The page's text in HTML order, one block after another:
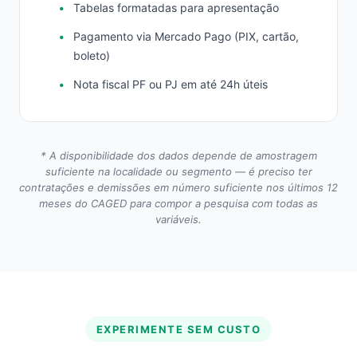
Tabelas formatadas para apresentação
Pagamento via Mercado Pago (PIX, cartão,
boleto)
Nota fiscal PF ou PJ em até 24h úteis
* A disponibilidade dos dados depende de amostragem
suficiente na localidade ou segmento — é preciso ter
contratações e demissões em número suficiente nos últimos 12
meses do CAGED para compor a pesquisa com todas as
variáveis.
EXPERIMENTE SEM CUSTO